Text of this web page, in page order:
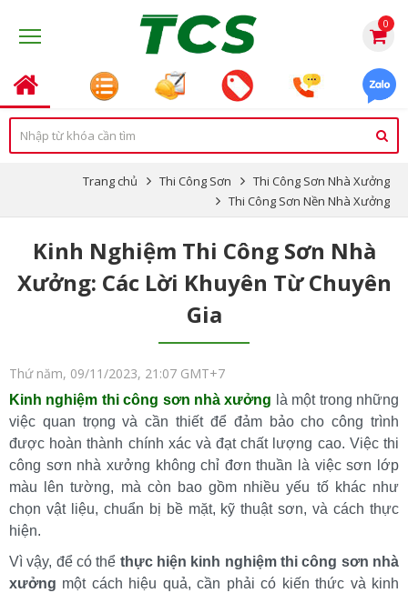
0
Trang chủ Thi Công Sơn
Thi Công Sơn Nhà Xưởng
Thi Công Sơn Nền Nhà Xưởng
Kinh Nghiệm Thi Công Sơn Nhà
Xưởng: Các Lời Khuyên Từ Chuyên
Gia
Thứ năm, 09/11/2023, 21:07 GMT+7
Kinh nghiệm thi công sơn nhà xưởng là một trong những
việc quan trọng và cần thiết để đảm bảo cho công trình
được hoàn thành chính xác và đạt chất lượng cao. Việc thi
công sơn nhà xưởng không chỉ đơn thuần là việc sơn lớp
màu lên tường, mà còn bao gồm nhiều yếu tố khác như
chọn vật liệu, chuẩn bị bề mặt, kỹ thuật sơn, và cách thực
hiện.
Vì vậy, để có thể thực hiện kinh nghiệm thi công sơn nhà
xưởng một cách hiệu quả, cần phải có kiến thức và kinh